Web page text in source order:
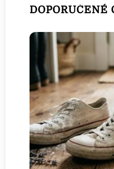
DOPORUČENÉ